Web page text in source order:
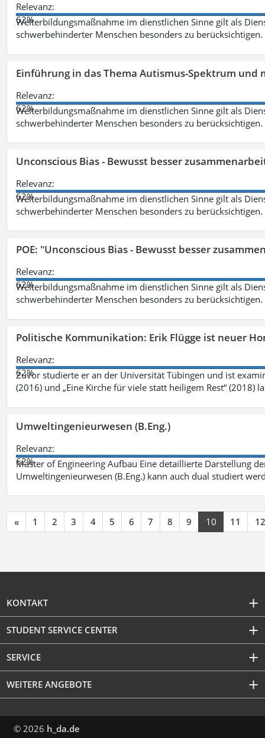
Relevanz:
62%
Weiterbildungsmaßnahme im dienstlichen Sinne gilt als
schwerbehinderter Menschen besonders zu berücksichtigen.
Einführung in das Thema Autismus-Spektrum
Relevanz:
62%
Weiterbildungsmaßnahme im dienstlichen Sinne gilt als
schwerbehinderter Menschen besonders zu berücksichtigen.
Unconscious Bias - Bewusst besser
Relevanz:
62%
Weiterbildungsmaßnahme im dienstlichen Sinne gilt als
schwerbehinderter Menschen besonders zu berücksichtigen.
POE: "Unconscious Bias - Bewusst besser
Relevanz:
62%
Weiterbildungsmaßnahme im dienstlichen Sinne gilt als
schwerbehinderter Menschen besonders zu berücksichtigen.
Politische Kommunikation: Erik Flügge ist neuer
Relevanz:
62%
Zuvor studierte er an der Universität Tübingen und ist
(2016) und „Eine Kirche für viele statt heiligem Rest“ (2018)
Umweltingenieurwesen (B.Eng.)
Relevanz:
62%
Master of Engineering Aufbau Eine detaillierte Darstellung
Umweltingenieurwesen (B.Eng.) kann auch dual studiert
« 1 2 3 4 5 6 7 8 9 10 11 12
KONTAKT
STUDENT SERVICE CENTER
SERVICE
WEITERE ANGEBOTE
© 2026 h_da.de